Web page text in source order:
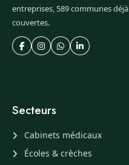
entreprises, 589 communes déjà
couvertes.
Secteurs
Cabinets médicaux
Écoles & crèches